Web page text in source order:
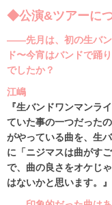
◆公演&ツアーに
――先月は、初の生バン
ド〜今宵はバンドで踊
でしたか？
江嶋
『生バンドワンマンラ
ていた事の一つだった
がやっている曲を、生
に「ニジマスは曲がす
で、曲の良さをオケじ
はないかと思います。』